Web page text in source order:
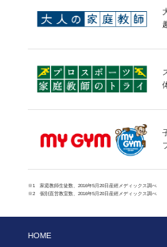
※1 家庭教師生徒数、2016年5月20日産經メディックス調べ
※2 個別直営教室数、2016年5月20日産經メディックス調べ
HOME